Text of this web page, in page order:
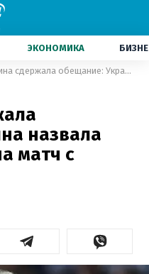
ЭКОНОМИКА
Свитолина сдержала обещание: Украина назвала мощный состав на матч с Японией
назвала
матч с